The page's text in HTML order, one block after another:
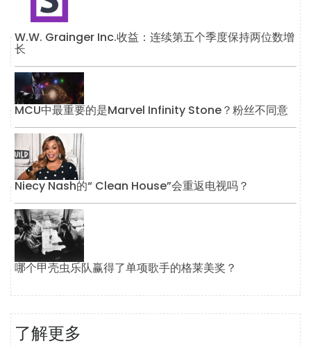
W.W. Grainger Inc.收益：连续第五个季度保持两位数增
长
MCU中最重要的是Marvel Infinity Stone？粉丝不同意
Niecy Nash的“ Clean House”会重返电视吗？
哪个甲壳虫乐队赢得了单项歌手的格莱美奖？
了解更多